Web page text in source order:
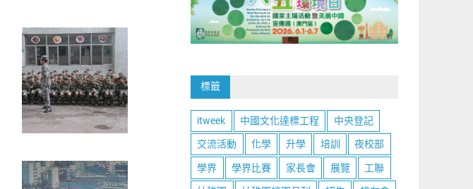
標籤
itweek 中國文化達標工程 中央登記
交流活動 化學 升學 培訓 夜校部
學界 學界比賽 家長會 展覽 工聯